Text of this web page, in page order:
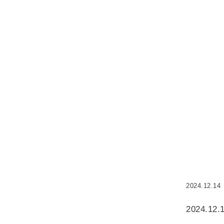
2024.12.14